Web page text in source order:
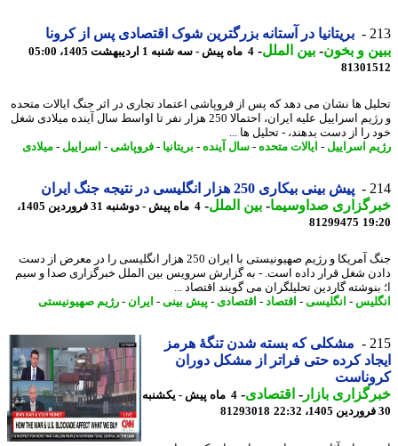
بریتانیا در آستانه بزرگترین شوک اقتصادی پس از کرونا
و بخون-بین الملل-4 ماه پیش - سه شنبه 1 اردیبهشت 1405، 05:00
ها نشان می دهد که پس از فروپاشی اعتماد تجاری در اثر جنگ ایالات متحده
و رژیم اسراییل علیه ایران، احتمالا 250 هزار نفر تا اواسط سال آینده میلادی شغل
را از دست بدهند، - تحلیل ها ...
اسراییل
-ایالات متحده-سال آینده -بریتانیا -فروپاشی-اسراییل -میلادی
پیش بینی بیکاری 250 هزار انگلیسی در نتیجه جنگ ایران
صداوسیما-بین الملل-
4 ماه پیش - دوشنبه 31 فروردین 1405،
81299475
جنگ آمریکا و رژیم صهیونیستی با ایران 250 هزار انگلیسی را در معرض از دست
شغل قرار داده است. - به گزارش سرویس بین الملل خبرگزاری صدا و سیم
گاردین تحلیلگران می گویند اقتصاد ...
-انگلیسی-اقتصاد-اقتصادی-پیش بینی -ایران - رژیم صهیونیستی
مشکلی که بسته شدن تنگهٔ هرمز
کرده حتی فراتر از مشکل دوران
بازار- اقتصادی- 4 ماه پیش - یکشنبه
81293018